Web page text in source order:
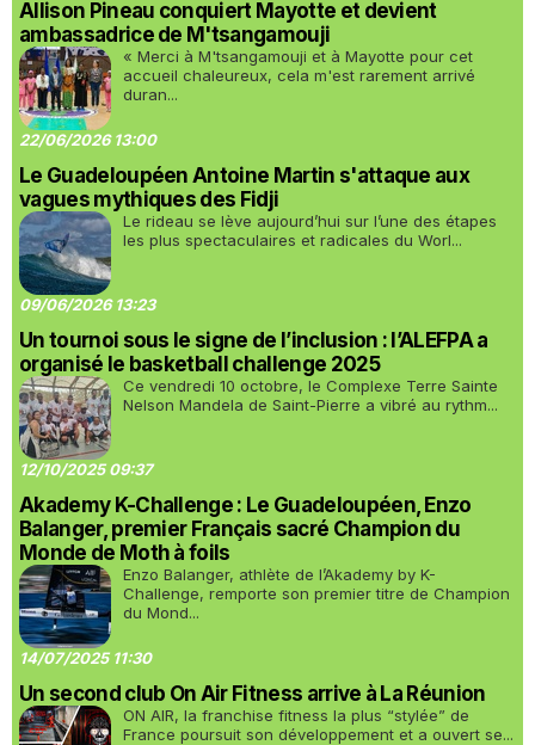
Allison Pineau conquiert Mayotte et devient
ambassadrice de M'tsangamouji
« Merci à M'tsangamouji et à Mayotte pour cet
accueil chaleureux, cela m'est rarement arrivé
duran...
22/06/2026 13:00
Le Guadeloupéen Antoine Martin s'attaque aux
vagues mythiques des Fidji
Le rideau se lève aujourd’hui sur l’une des étapes
les plus spectaculaires et radicales du Worl...
09/06/2026 13:23
Un tournoi sous le signe de l’inclusion : l’ALEFPA a
organisé le basketball challenge 2025
Ce vendredi 10 octobre, le Complexe Terre Sainte
Nelson Mandela de Saint-Pierre a vibré au rythm...
12/10/2025 09:37
Akademy K-Challenge : Le Guadeloupéen, Enzo
Balanger, premier Français sacré Champion du
Monde de Moth à foils
Enzo Balanger, athlète de l’Akademy by K-
Challenge, remporte son premier titre de Champion
du Mond...
14/07/2025 11:30
Un second club On Air Fitness arrive à La Réunion
ON AIR, la franchise fitness la plus “stylée” de
France poursuit son développement et a ouvert se...